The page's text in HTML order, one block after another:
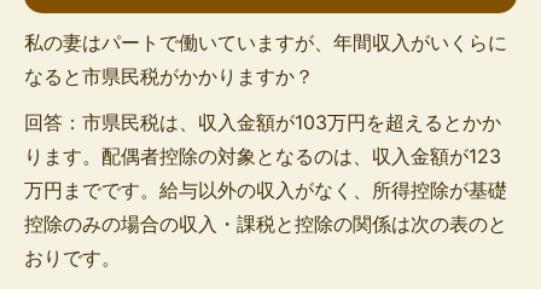
私の妻はパートで働いていますが、年間収入がいくらに
なると市県民税がかかりますか？
回答：市県民税は、収入金額が103万円を超えるとかか
ります。配偶者控除の対象となるのは、収入金額が123
万円までです。給与以外の収入がなく、所得控除が基礎
控除のみの場合の収入・課税と控除の関係は次の表のと
おりです。